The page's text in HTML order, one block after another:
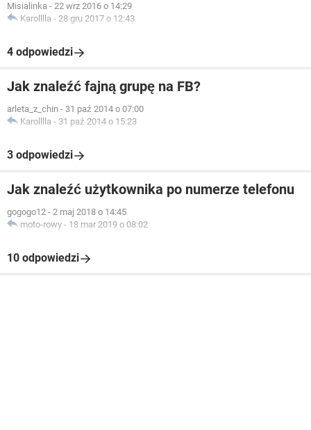
Misialinka - 22 wrz 2016 o 14:29
Karolllla - 28 gru 2017 o 12:43
4 odpowiedzi
Jak znaleźć fajną grupę na FB?
arleta_z_chin - 31 paź 2014 o 07:00
Karolllla - 31 paź 2014 o 15:23
3 odpowiedzi
Jak znaleźć użytkownika po numerze telefonu
gogogo12 - 2 maj 2018 o 14:45
moto-rowy - 18 mar 2019 o 08:02
10 odpowiedzi